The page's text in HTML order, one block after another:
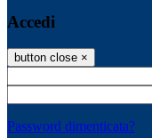
Accedi
button close ×
Password dimenticata?